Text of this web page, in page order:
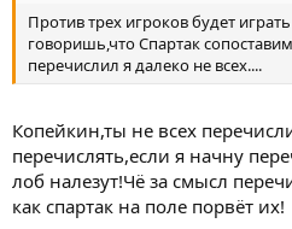
Против трех игроков будет
говоришь,что Спартак
перечислил я далеко не всех....
Копейкин,ты не всех
перечислять,если я начну
лоб налезут!Чё за смысл
как спартак на поле порвёт их!